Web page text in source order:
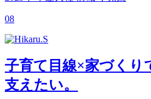
08
子育て目線×家づくり
支えたい。